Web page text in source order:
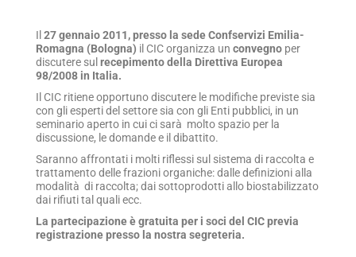
Il 27 gennaio 2011, presso la sede Confservizi Emilia-
Romagna (Bologna) il CIC organizza un convegno per
discutere sul recepimento della Direttiva Europea
98/2008 in Italia.
Il CIC ritiene opportuno discutere le modifiche previste sia
con gli esperti del settore sia con gli Enti pubblici, in un
seminario aperto in cui ci sarà molto spazio per la
discussione, le domande e il dibattito.
Saranno affrontati i molti riflessi sul sistema di raccolta e
trattamento delle frazioni organiche: dalle definizioni alla
modalità di raccolta; dai sottoprodotti allo biostabilizzato
dai rifiuti tal quali ecc.
La partecipazione è gratuita per i soci del CIC previa
registrazione presso la nostra segreteria.